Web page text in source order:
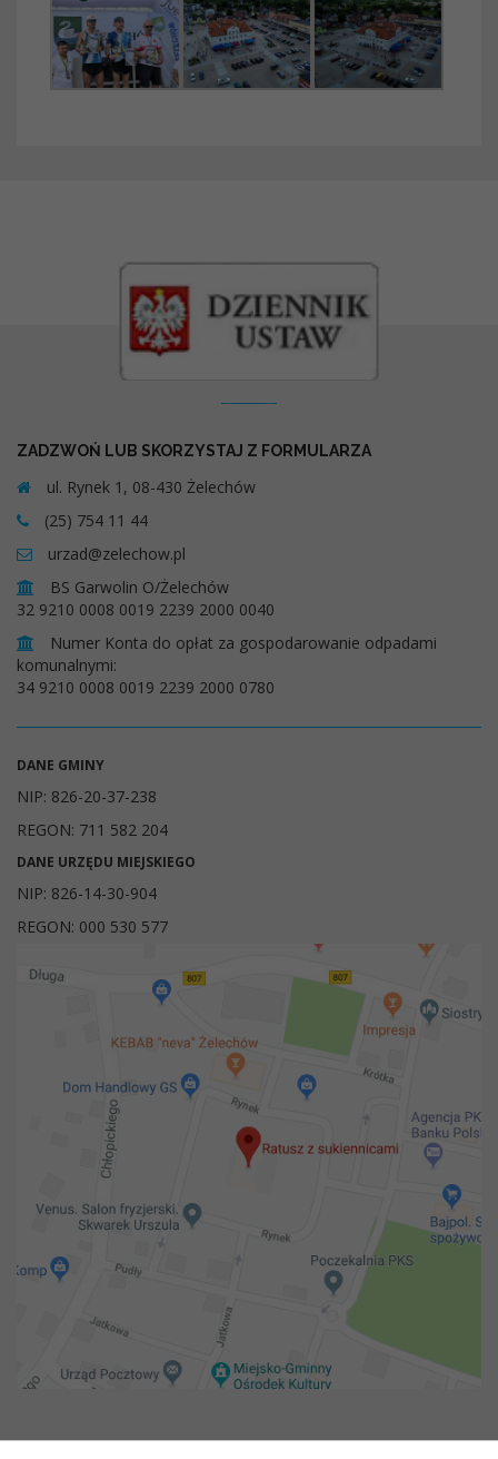
ZADZWOŃ LUB SKORZYSTAJ Z FORMULARZA
ul. Rynek 1, 08-430 Żelechów
(25) 754 11 44
urzad@zelechow.pl
BS Garwolin O/Żelechów
32 9210 0008 0019 2239 2000 0040
Numer Konta do opłat za gospodarowanie odpadami
komunalnymi:
34 9210 0008 0019 2239 2000 0780
DANE GMINY
NIP: 826-20-37-238
REGON: 711 582 204
DANE URZĘDU MIEJSKIEGO
NIP: 826-14-30-904
REGON: 000 530 577